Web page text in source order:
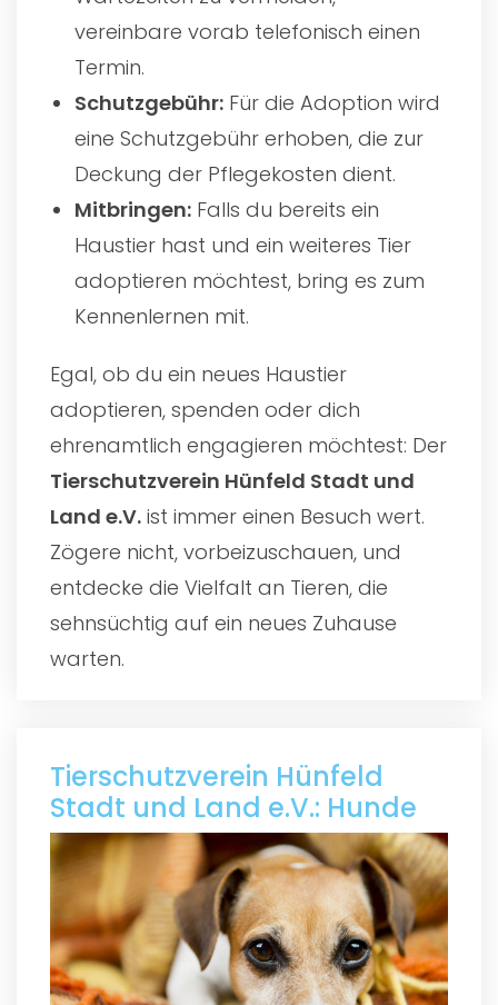
vereinbare vorab telefonisch einen
Termin.
Schutzgebühr: Für die Adoption wird
eine Schutzgebühr erhoben, die zur
Deckung der Pflegekosten dient.
Mitbringen: Falls du bereits ein
Haustier hast und ein weiteres Tier
adoptieren möchtest, bring es zum
Kennenlernen mit.
Egal, ob du ein neues Haustier
adoptieren, spenden oder dich
ehrenamtlich engagieren möchtest: Der
Tierschutzverein Hünfeld Stadt und
Land e.V. ist immer einen Besuch wert.
Zögere nicht, vorbeizuschauen, und
entdecke die Vielfalt an Tieren, die
sehnsüchtig auf ein neues Zuhause
warten.
Tierschutzverein Hünfeld
Stadt und Land e.V.: Hunde